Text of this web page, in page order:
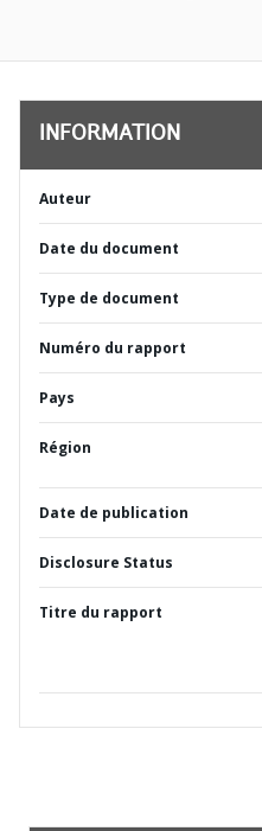
INFORMATION
Auteur
Date du document
Type de document
Numéro du rapport
Pays
Région
Date de publication
Disclosure Status
Titre du rapport